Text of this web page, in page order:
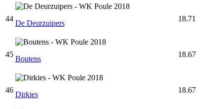
44
De Deurzuipers
18.71
45
Boutens
18.67
46
Dirkies
18.67